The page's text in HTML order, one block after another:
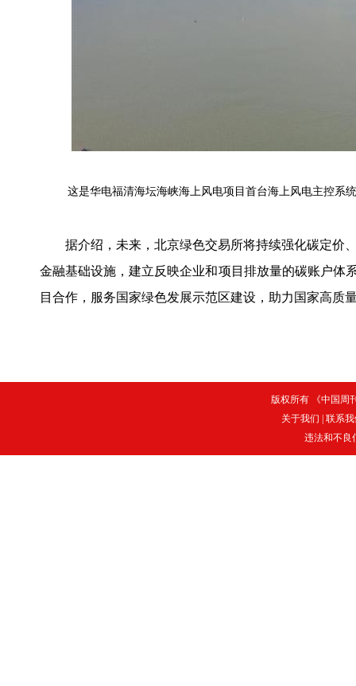
这是华电福清海坛海峡海上风电项目首台海上风电主控系
据介绍，未来，北京绿色交易所将持续强化碳定价
金融基础设施，建立反映企业和项目排放量的碳账户体
目合作，服务国家绿色发展示范区建设，助力国家高质
版权所有 《中国周
关于我们
联系
违法和不良